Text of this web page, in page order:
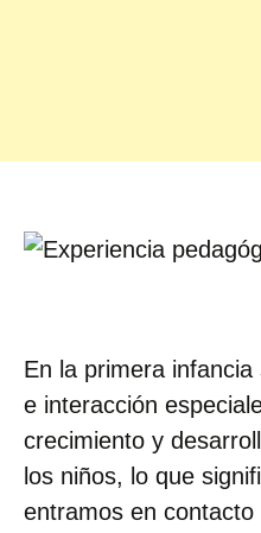
En la primera
e interacción
crecimiento y
los niños, lo que
entramos en